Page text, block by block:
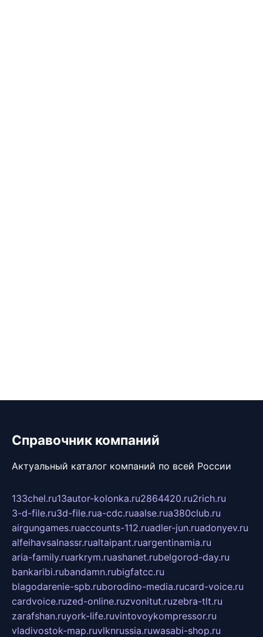
Справочник компаний
Актуальный каталог компаний по всей России
133chel.ru13autor-kolonka.ru2864420.ru2rich.ru
3-d-file.ru3d-file.rua-cdc.ruaalse.rua380club.ru
airgungames.ruaccounts-112.ruadler-jun.ruadonyev.ru
alfeihavsalnassr.rualtaipant.ruargentinamia.ru
aria-family.ruarkrym.ruashanet.rubelgorod-day.ru
bankaribi.rubandamn.rubigfatcc.ru
blagodarenie-spb.ruborodino-media.rucard-voice.ru
cardvoice.ruzed-online.ruzvonitut.ruzebra-tlt.ru
zarafshan.ruyork-life.ruvintovoykompressor.ru
vladivostok-map.ruvlknrussia.ruwasabi-shop.ru